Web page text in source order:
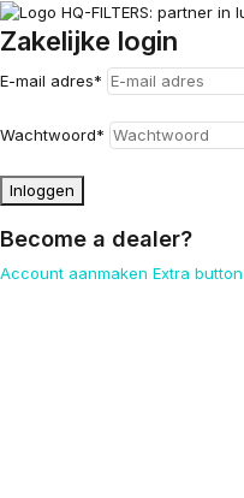
Zakelijke login
E-mail adres*
Wachtwoord*
Inloggen
Become a dealer?
Account aanmaken Extra button